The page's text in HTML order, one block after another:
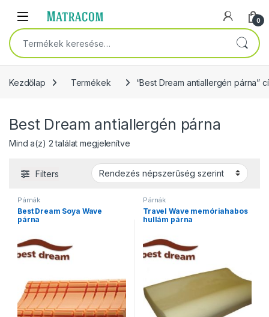
Open 0
Keresés a következőre:
Kezdőlap Termékek “Best Dream antiallergén párna”
Best Dream antiallergén párna
Mind a(z) 2 találat megjelenítveSorted by popularity
Filters
Párnák
Best Dream Soya Wave
párna
Párnák
Travel Wave memóriahabos
hullám párna